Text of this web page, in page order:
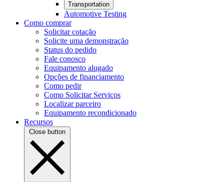
Transportation
Automotive Testing
Como comprar
Solicitar cotação
Solicite uma demonstração
Status do pedido
Fale conosco
Equipamento alugado
Opções de financiamento
Como pedir
Como Solicitar Serviços
Localizar parceiro
Equipamento recondicionado
Recursos
Close button